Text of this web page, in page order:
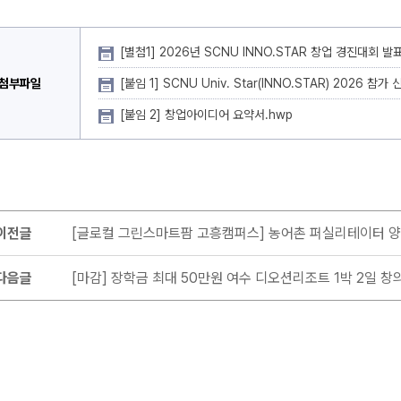
부파일
[별첨1] 2026년 SCNU INNO.STAR 창업 경진대회 발
[붙임 1] SCNU Univ. Star(INNO.STAR) 2026 참가
[붙임 2] 창업아이디어 요약서.hwp
전글 [글로컬 그린스마트팜 고흥캠퍼스] 농어촌 퍼실리테이터
음글 [마감] 장학금 최대 50만원 여수 디오션리조트 1박 2일 창